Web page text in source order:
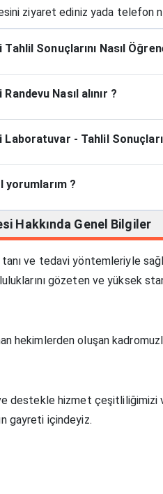
ziyaret ediniz yada telefon
Sonuçlarını Nasıl
Nasıl alınır ?
- Tahlil Sonuçları
yorumlarım ?
Hakkında Genel Bilgiler
ve tedavi yöntemleriyle
gözeten ve yüksek
hekimlerden oluşan
destekle hizmet çeşitliliğimizi
gayreti içindeyiz.